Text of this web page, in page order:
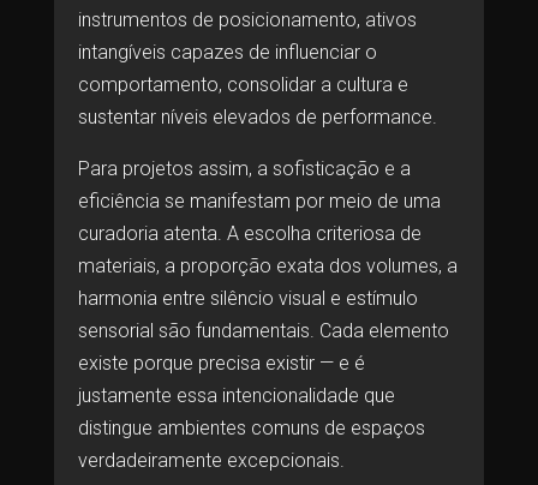
instrumentos de posicionamento, ativos
intangíveis capazes de influenciar o
comportamento, consolidar a cultura e
sustentar níveis elevados de performance.
Para projetos assim, a sofisticação e a
eficiência se manifestam por meio de uma
curadoria atenta. A escolha criteriosa de
materiais, a proporção exata dos volumes, a
harmonia entre silêncio visual e estímulo
sensorial são fundamentais. Cada elemento
existe porque precisa existir — e é
justamente essa intencionalidade que
distingue ambientes comuns de espaços
verdadeiramente excepcionais.